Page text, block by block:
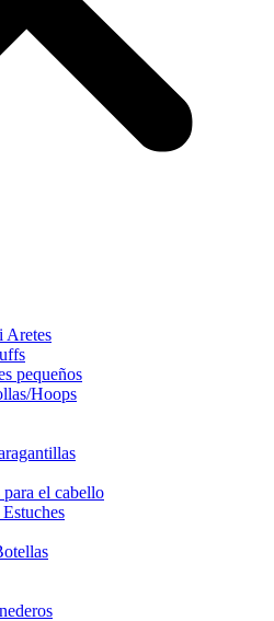
Aretes
pequeños
Hoops
el cabello